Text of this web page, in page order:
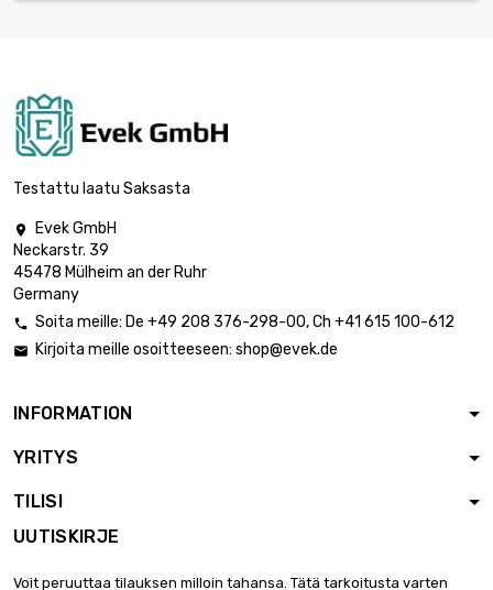
Testattu laatu Saksasta

Evek GmbH
Neckarstr. 39
45478 Mülheim an der Ruhr
Germany
 Soita meille: De +49 208 376-298-00, Ch +41 615 100-612
 Kirjoita meille osoitteeseen: shop@evek.de
INFORMATION
YRITYS
TILISI
UUTISKIRJE
Voit peruuttaa tilauksen milloin tahansa. Tätä tarkoitusta varten